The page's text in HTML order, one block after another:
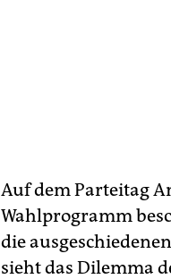
Auf dem Parteitag
Wahlprogramm
die
sieht das Dilemma